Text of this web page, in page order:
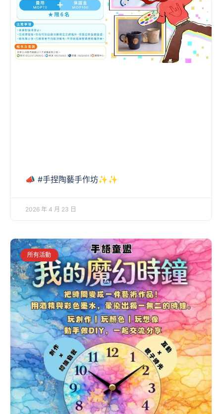
📣 #手捏陶藝手作坊✨✨
2026 年 4 月 23 日
所有活動